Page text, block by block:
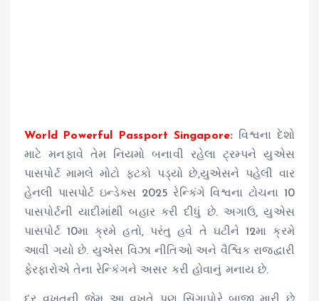
World Powerful Passport Singapore: વિશ્વના દેશો
માટે મનફાવે તેમ નિયમો બનાવી રહેલા ટ્રમ્પને યુએસ
પાસપોર્ટ મામલે મોટો ફટકો પડ્યો છે,યુએસને પહેલી વાર
હેનલી પાસપોર્ટ ઇન્ડેક્સ 2025 રેન્કિંગે વિશ્વના ટોચના 10
પાસપોર્ટની યાદીમાંથી બહાર કરી દીધું છે. અગાઉ, યુએસ
પાસપોર્ટ 10મા ક્રમે હતો, પરંતુ હવે તે ઘટીને 12મા ક્રમે
આવી ગયો છે. યુએસ વિઝા નીતિઓ અને વૈશ્વિક રાજદ્વારી
ફેરફારોએ તેના રેન્કિંગને અસર કરી હોવાનું મનાય છે.